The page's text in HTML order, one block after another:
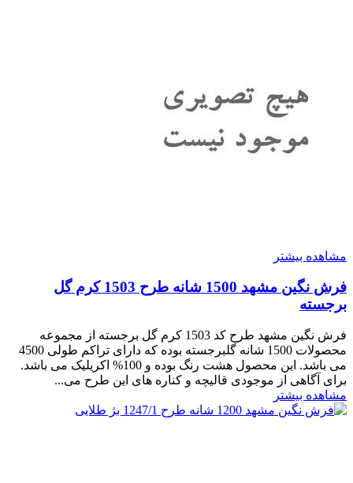
مشاهده بیشتر
فرش نگین مشهد 1500 شانه طرح 1503 کرم گل
برجسته
فرش نگین مشهد طرح کد 1503 کرم گل برجسته از مجموعه
محصولات 1500 شانه گلبرجسته بوده که دارای تراکم طولی 4500
می باشد. این محصول هشت رنگ بوده و 100% اکریلیک می باشد.
برای آگاهی از موجودی قالیچه و کناره های این طرح می...
مشاهده بیشتر